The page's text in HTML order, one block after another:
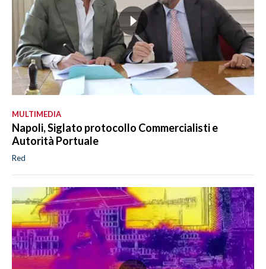
MULTIMEDIA
Napoli, Siglato protocollo Commercialisti e
Autorità Portuale
Red